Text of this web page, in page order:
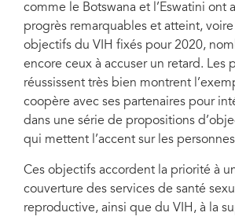
comme le Botswana et l’Eswatini ont
progrès remarquables et atteint,
objectifs du VIH fixés pour 2020,
encore ceux à accuser un retard. Les
réussissent très bien montrent
coopère avec ses partenaires pour
dans une série de propositions
qui mettent l’accent sur les
Ces objectifs accordent la priorité à
couverture des services de santé
reproductive, ainsi que du VIH, à la